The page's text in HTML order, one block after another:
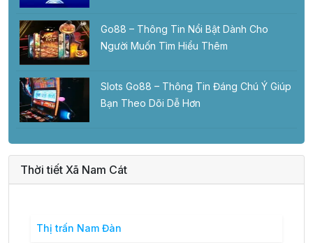
Go88 – Thông Tin Nổi Bật Dành Cho
Người Muốn Tìm Hiểu Thêm
Slots Go88 – Thông Tin Đáng Chú Ý Giúp
Bạn Theo Dõi Dễ Hơn
Thời tiết Xã Nam Cát
Thị trấn Nam Đàn